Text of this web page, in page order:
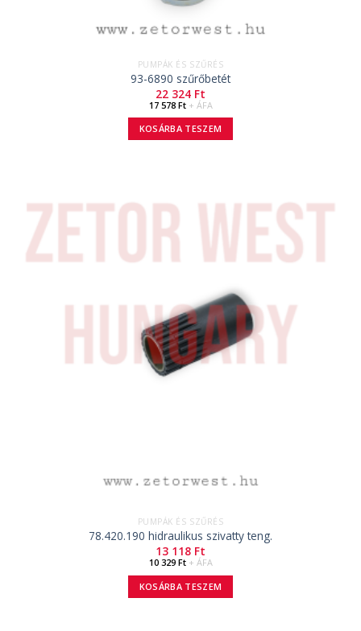
PUMPÁK ÉS SZŰRÉS
93-6890 szűrőbetét
22 324 Ft
17 578 Ft+ ÁFA
KOSÁRBA TESZEM
PUMPÁK ÉS SZŰRÉS
78.420.190 hidraulikus szivatty teng.
13 118 Ft
10 329 Ft+ ÁFA
KOSÁRBA TESZEM